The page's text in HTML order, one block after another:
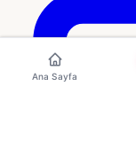
Ana Sayfa